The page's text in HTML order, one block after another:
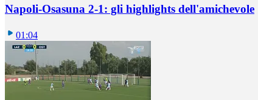
Napoli-Osasuna 2-1: gli highlights dell'amichevole
01:04